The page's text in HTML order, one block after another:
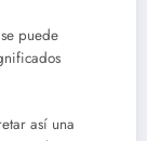
puede
así una